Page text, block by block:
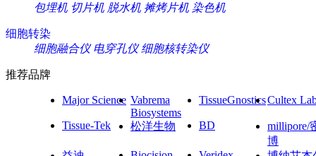
包埋机 切片机 脱水机 摊烤片机 染色机
细胞转染
细胞融合仪 电穿孔仪 细胞核转染仪
推荐品牌
Major Science Vabrema
Biosystems
TissueGnosticsCultex
Tissue-Tek 松洋生物 BD
millipore/
博